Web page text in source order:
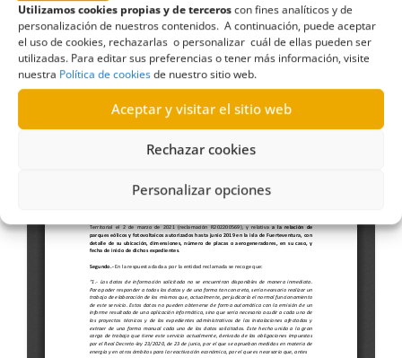
Utilizamos cookies propias y de terceroscon fines analíticos y de
personalización de nuestros contenidos. A continuación, puede aceptar
el uso de cookies, rechazarlas o personalizar cuál de ellas pueden ser
utilizadas. Para editar sus preferencias o tener más información, visite
nuestra Política de cookiesde nuestro sitio web.
Aceptar y visitar el sitio web
Rechazar cookies
Personalizar opciones